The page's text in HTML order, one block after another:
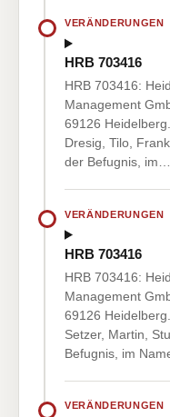
VERÄNDERUNGEN
HRB 703416
HRB 703416:
Management
69126
Dresig, Tilo,
der Befugnis, im…
VERÄNDERUNGEN
HRB 703416
HRB 703416:
Management
69126
Setzer, Martin,
Befugnis, im
VERÄNDERUNGEN